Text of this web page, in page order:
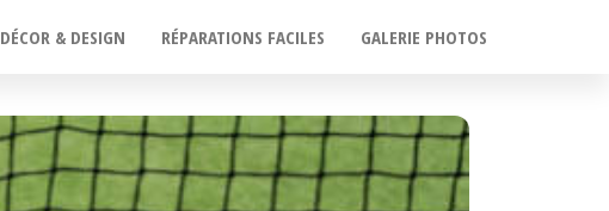
DÉCOR & DESIGN RÉPARATIONS FACILES GALERIE PHOTOS